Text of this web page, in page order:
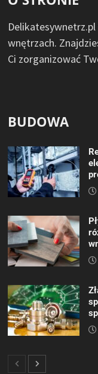
wnętrzach.
Ci zorganizować
BUDOWA